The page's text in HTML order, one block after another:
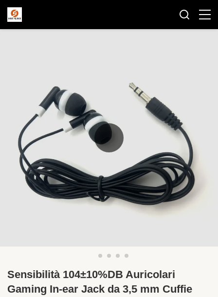
Sensibilità 104±10%DB Auricolari
Gaming In-ear Jack da 3,5 mm Cuffie